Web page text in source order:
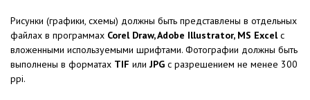
Рисунки (графики, схемы) должны быть представлены в отдельных
файлах в программах Corel Draw, Adobe Illustrator, MS Excelс
вложенными используемыми шрифтами. Фотографии должны быть
выполнены в форматах TIF или JPG с разрешением не менее 300
ppi.